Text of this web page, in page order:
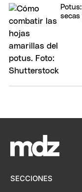
secas
SECCIONES